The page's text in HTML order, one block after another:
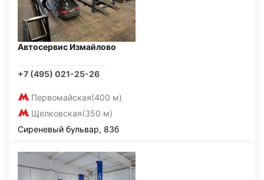
Автосервис Измайлово
+7 (495) 021-25-26
Первомайская(400 м)
Щелковская(350 м)
Сиреневый бульвар, 83б